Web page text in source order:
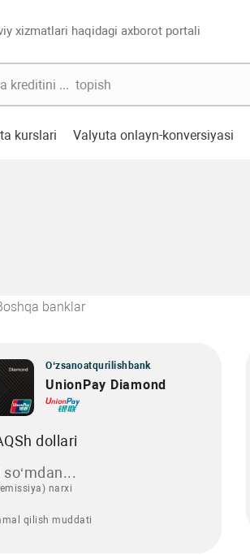
xizmatlari haqidagi axborot portali
kurslari Valyuta onlayn-konversiyasi
banklar
O‘zsanoatqurilishbank
UnionPay Diamond
dollari
narxi
qilish muddati